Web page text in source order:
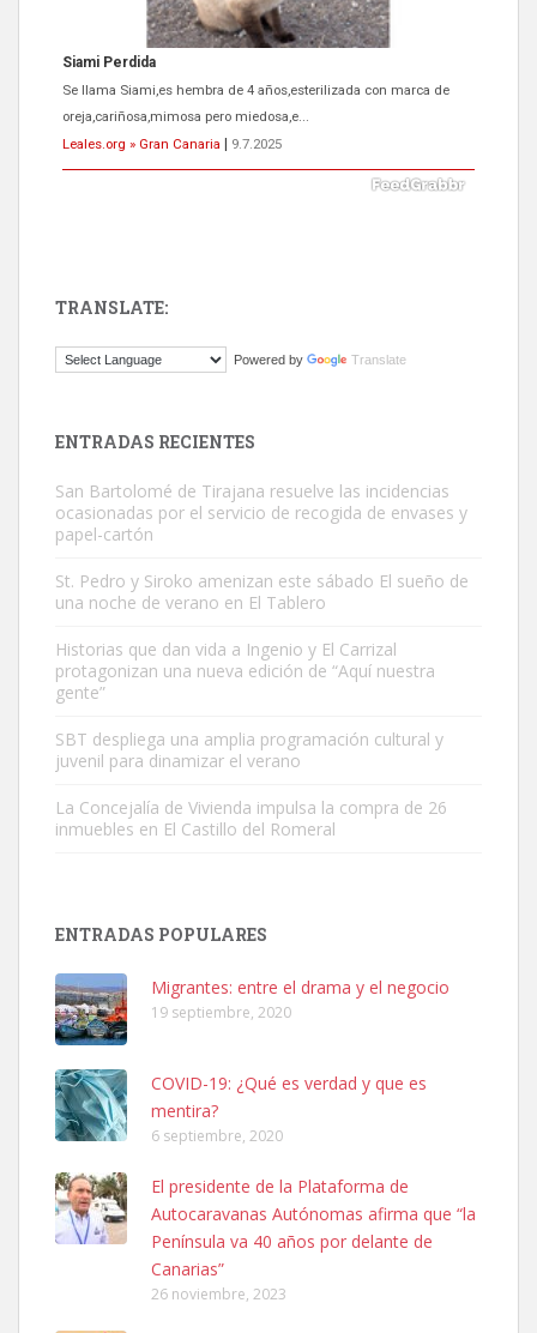
ADOPCIÓN URGENTE GATA TEROR GRAN CANARIA
El ayuntamiento se va a llevar a Los Gatos callejeros de la zona los
próximos días, ella incluida...
Leales.org » Gran Canaria
9.7.2025
Este gato macho ha aparecido en la calle hace menos de un mes,
Busco adopción responsable para mi perra. Pastor alemán,
hembra, 4 años. Por motivos personales ...
Leales.org » Gran Canaria
Leales.org » Gran Canaria
Ninfa perdida
El día 5 se los perdió una ninfa papillera, asustada tiene miedo a la
calle, se perdió por la zon...
Leales.org » Gran Canaria
6.7.2025
TRANSLATE:
Powered by Translate
ENTRADAS RECIENTES
San Bartolomé de Tirajana resuelve las incidencias
ocasionadas por el servicio de recogida de envases y
papel-cartón
St. Pedro y Siroko amenizan este sábado El sueño de
una noche de verano en El Tablero
Historias que dan vida a Ingenio y El Carrizal
protagonizan una nueva edición de “Aquí nuestra
gente”
SBT despliega una amplia programación cultural y
juvenil para dinamizar el verano
La Concejalía de Vivienda impulsa la compra de 26
inmuebles en El Castillo del Romeral
ENTRADAS POPULARES
Migrantes: entre el drama y el negocio
19 septiembre, 2020
COVID-19: ¿Qué es verdad y que es
mentira?
6 septiembre, 2020
El presidente de la Plataforma de
Autocaravanas Autónomas afirma que “la
Península va 40 años por delante de
Canarias”
26 noviembre, 2023